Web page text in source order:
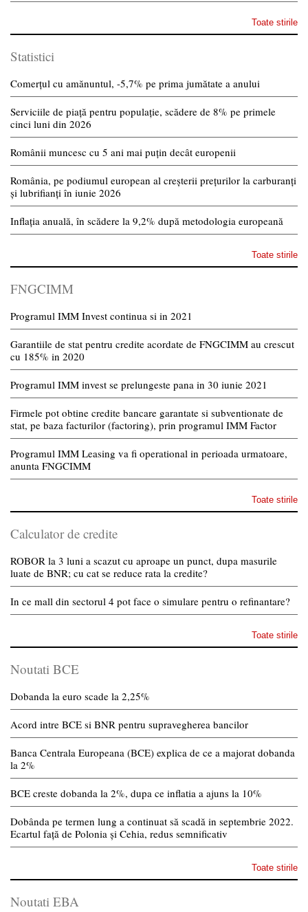
Toate stirile
Statistici
Comerțul cu amănuntul, -5,7% pe prima jumătate a anului
Serviciile de piață pentru populație, scădere de 8% pe primele
cinci luni din 2026
Românii muncesc cu 5 ani mai puțin decât europenii
România, pe podiumul european al creșterii prețurilor la carburanți
și lubrifianți în iunie 2026
Inflația anuală, în scădere la 9,2% după metodologia europeană
Toate stirile
FNGCIMM
Programul IMM Invest continua si in 2021
Garantiile de stat pentru credite acordate de FNGCIMM au crescut
cu 185% in 2020
Programul IMM invest se prelungeste pana in 30 iunie 2021
Firmele pot obtine credite bancare garantate si subventionate de
stat, pe baza facturilor (factoring), prin programul IMM Factor
Programul IMM Leasing va fi operational in perioada urmatoare,
anunta FNGCIMM
Toate stirile
Calculator de credite
ROBOR la 3 luni a scazut cu aproape un punct, dupa masurile
luate de BNR; cu cat se reduce rata la credite?
In ce mall din sectorul 4 pot face o simulare pentru o refinantare?
Toate stirile
Noutati BCE
Dobanda la euro scade la 2,25%
Acord intre BCE si BNR pentru supravegherea bancilor
Banca Centrala Europeana (BCE) explica de ce a majorat dobanda
la 2%
BCE creste dobanda la 2%, dupa ce inflatia a ajuns la 10%
Dobânda pe termen lung a continuat să scadă in septembrie 2022.
Ecartul față de Polonia și Cehia, redus semnificativ
Toate stirile
Noutati EBA